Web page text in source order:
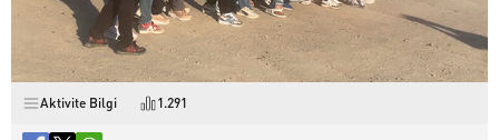
Aktivite Bilgi 1.291